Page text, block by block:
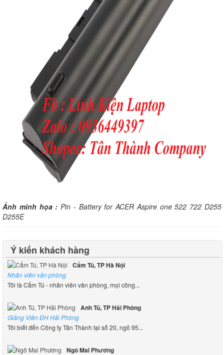
Ảnh minh họa : Pin - Battery for ACER Aspire one 522 722 D255
D255E
Ý kiến khách hàng
Cẩm Tú, TP Hà Nội
Nhân viên văn phòng
Tôi là Cẩm Tú - nhân viên văn phòng, mọi công...
Anh Tú, TP Hải Phòng
Giảng Viên ĐH Hải Phòng
Tôi biết đến Công ty Tân Thành tại số 20, ngõ 95...
Ngô Mai Phương